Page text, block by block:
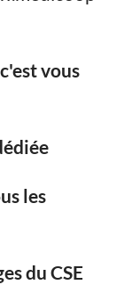
vous
les
du CSE